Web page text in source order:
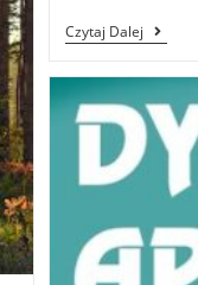
Czytaj Dalej